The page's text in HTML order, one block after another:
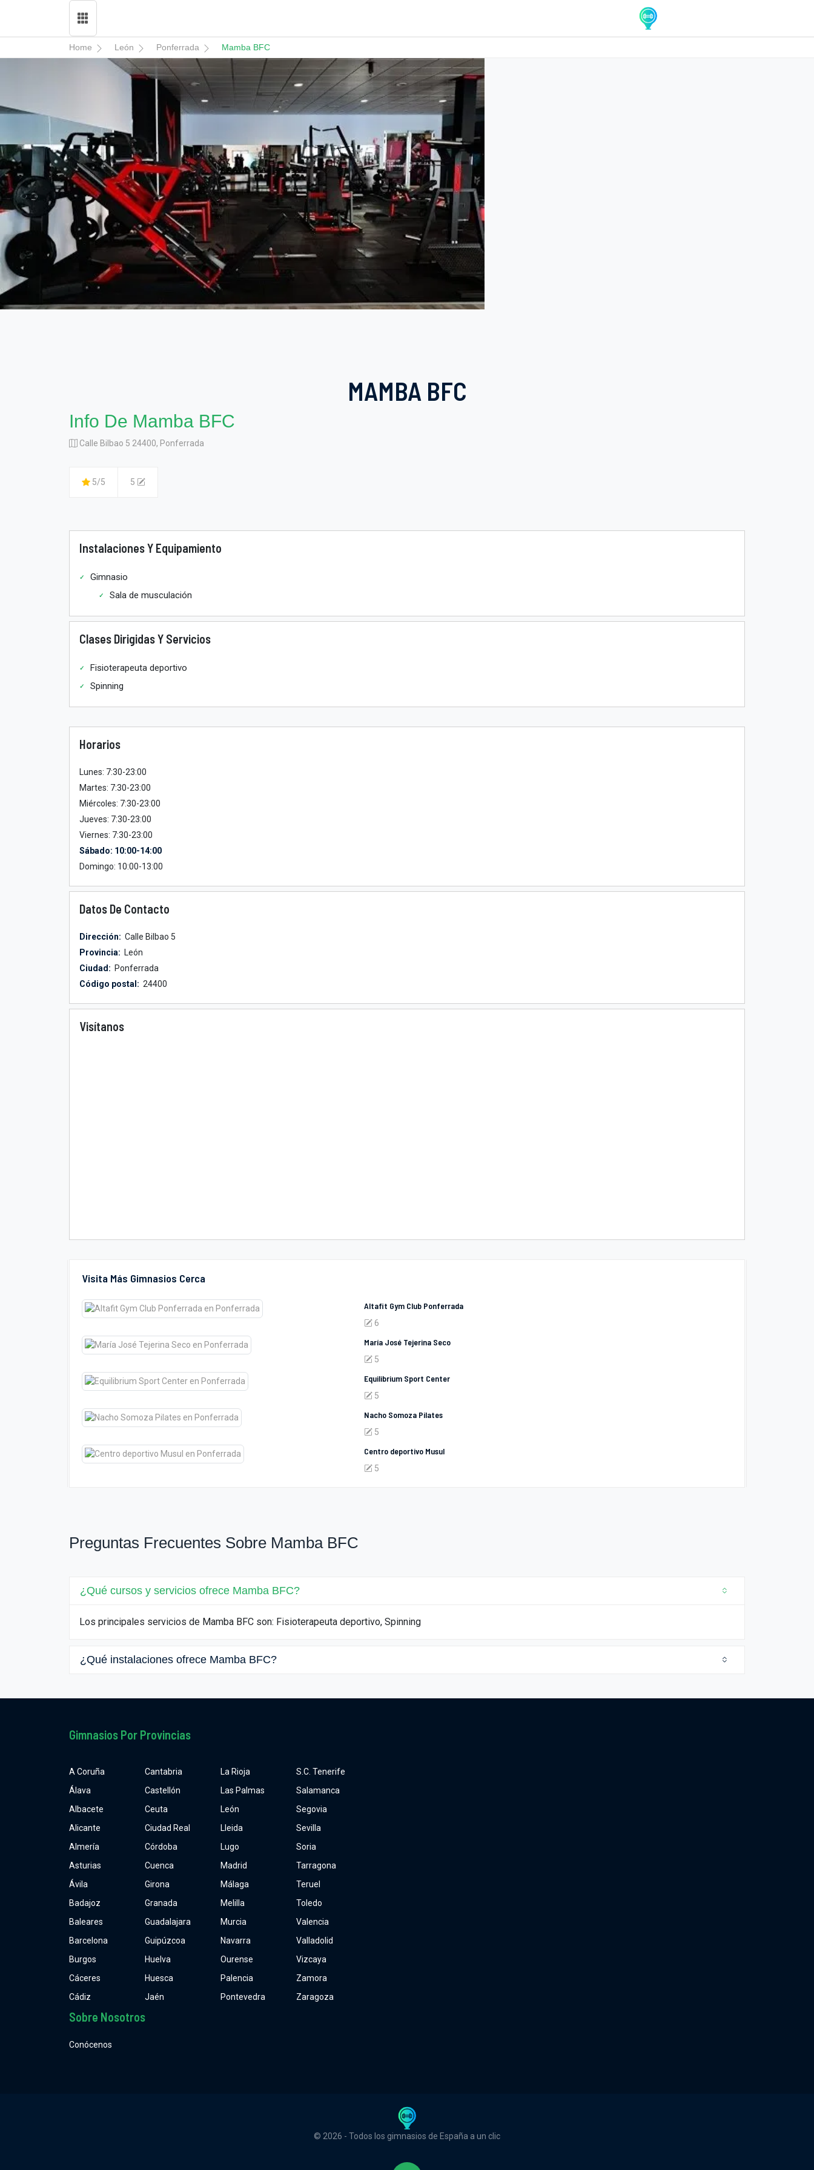
Home León Ponferrada Mamba BFC
MAMBA BFC
Info De Mamba BFC
Calle Bilbao 5 24400, Ponferrada
5/5 5
Visita Más Gimnasios Cerca
Altafit Gym Club Ponferrada
6
María José Tejerina Seco
5
Equilibrium Sport Center
5
Nacho Somoza Pilates
5
Centro deportivo Musul
5
Instalaciones Y Equipamiento
Gimnasio
Sala de musculación
Clases Dirigidas Y Servicios
Fisioterapeuta deportivo
Spinning
Horarios
Lunes: 7:30-23:00
Martes: 7:30-23:00
Miércoles: 7:30-23:00
Jueves: 7:30-23:00
Viernes: 7:30-23:00
Sábado: 10:00-14:00
Domingo: 10:00-13:00
Datos De Contacto
Dirección: Calle Bilbao 5
Provincia: León
Ciudad: Ponferrada
Código postal: 24400
Visítanos
Preguntas Frecuentes Sobre Mamba BFC
¿Qué cursos y servicios ofrece Mamba BFC?
Los principales servicios de Mamba BFC son: Fisioterapeuta deportivo, Spinning
¿Qué instalaciones ofrece Mamba BFC?
Gimnasios Por Provincias
A Coruña
Álava
Albacete
Alicante
Almería
Asturias
Ávila
Badajoz
Baleares
Barcelona
Burgos
Cáceres
Cádiz
Cantabria
Castellón
Ceuta
Ciudad Real
Córdoba
Cuenca
Girona
Granada
Guadalajara
Guipúzcoa
Huelva
Huesca
Jaén
La Rioja
Las Palmas
León
Lleida
Lugo
Madrid
Málaga
Melilla
Murcia
Navarra
Ourense
Palencia
Pontevedra
S.C. Tenerife
Salamanca
Segovia
Sevilla
Soria
Tarragona
Teruel
Toledo
Valencia
Valladolid
Vizcaya
Zamora
Zaragoza
Sobre Nosotros
Conócenos
© 2026 - Todos los gimnasios de España a un clic